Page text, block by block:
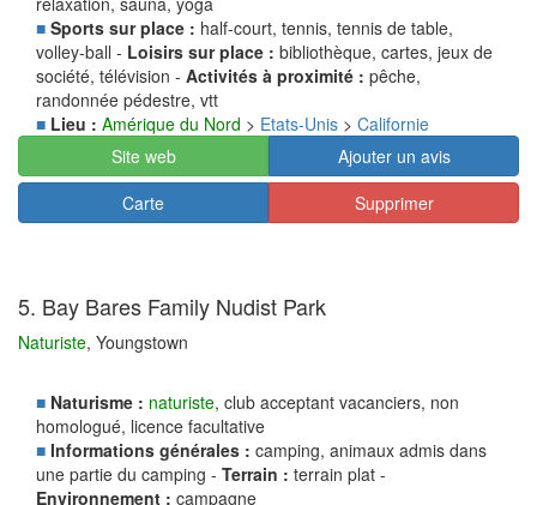
■ Sports sur place : half-court, tennis, tennis de table,
volley-ball - Loisirs sur place : bibliothèque, cartes, jeux de
société, télévision - Activités à proximité : pêche,
randonnée pédestre, vtt
■ Lieu : Amérique du Nord > Etats-Unis > Californie
Site web
Ajouter un avis
Carte
Supprimer
5. Bay Bares Family Nudist Park
Naturiste, Youngstown
■ Naturisme : naturiste, club acceptant vacanciers, non
homologué, licence facultative
■ Informations générales : camping, animaux admis dans
une partie du camping - Terrain : terrain plat -
Environnement : campagne